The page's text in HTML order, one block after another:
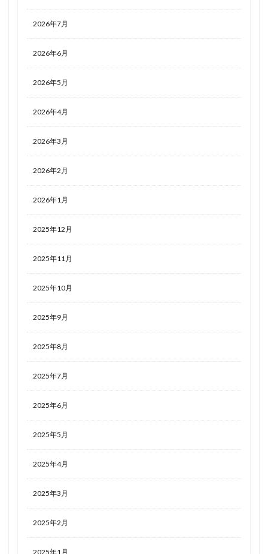
2026年7月
2026年6月
2026年5月
2026年4月
2026年3月
2026年2月
2026年1月
2025年12月
2025年11月
2025年10月
2025年9月
2025年8月
2025年7月
2025年6月
2025年5月
2025年4月
2025年3月
2025年2月
2025年1月